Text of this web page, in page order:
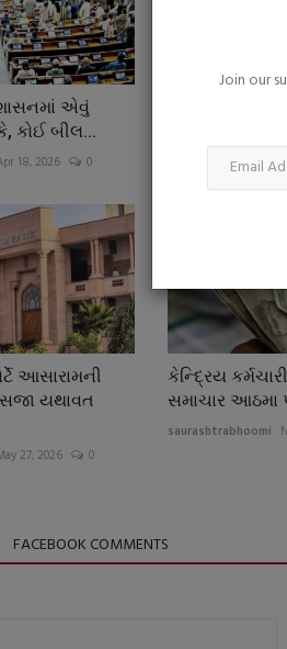
Join our
શાસનમાં એવું
કોઈ બીલ...
18, 2026 0 saurashtrabhoomi
આસારામની
યથાવત
27, 2026 0
કેન્દ્રિય
સમાચાર આઠમા
saurashtrabhoomi
FACEBOOK COMMENTS
હોદ્દાઓ પર નિમણૂક પામેલા હોદેદારોનું સાવજ